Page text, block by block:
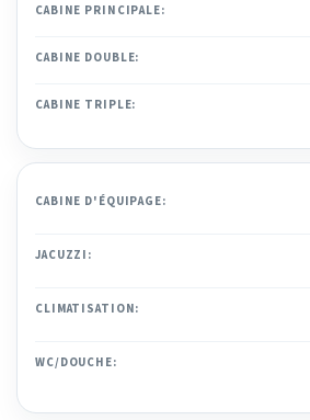
CABINE PRINCIPALE:
CABINE DOUBLE:
CABINE TRIPLE:
CABINE D'ÉQUIPAGE:
JACUZZI:
CLIMATISATION:
WC/DOUCHE: